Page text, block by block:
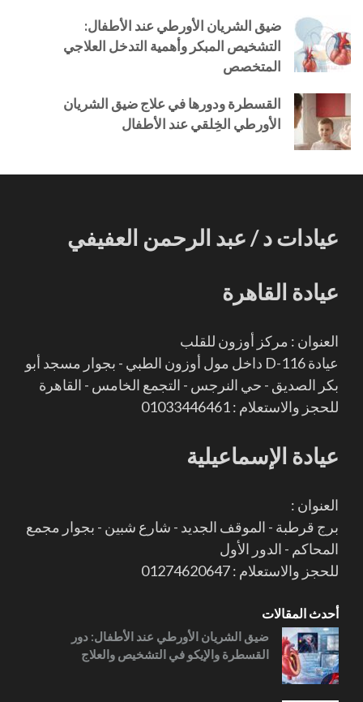
ضيق الشريان الأورطي عند الأطفال:
التشخيص المبكر وأهمية التدخل العلاجي
المتخصص
القسطرة ودورها في علاج ضيق الشريان
الأورطي الخِلقي عند الأطفال
عيادات د / عبد الرحمن العفيفي
عيادة القاهرة
العنوان : مركز أوزون للقلب
عيادة D-116 داخل مول أوزون الطبي - بجوار مسجد أبو
بكر الصديق - حي النرجس - التجمع الخامس - القاهرة
للحجز والاستعلام : 01033446461
عيادة الإسماعيلية
العنوان :
برج قرطبة - الموقف الجديد - شارع شبين - بجوار مجمع
المحاكم - الدور الأول
للحجز والاستعلام : 01274620647
أحدث المقالات
ضيق الشريان الأورطي عند الأطفال: دور
القسطرة والإيكو في التشخيص والعلاج